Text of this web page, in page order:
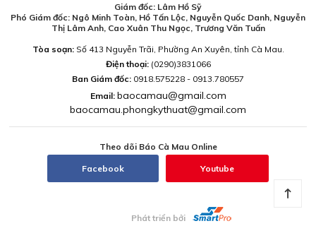
Giám đốc: Lâm Hồ Sỹ
Phó Giám đốc: Ngô Minh Toàn, Hồ Tấn Lộc, Nguyễn Quốc Danh, Nguyễn
Thị Lâm Anh, Cao Xuân Thu Ngọc, Trương Văn Tuấn
Tòa soạn:Số 413 Nguyễn Trãi, Phường An Xuyên, tỉnh Cà Mau.
Điện thoại: (0290)3831066
Ban Giám đốc: 0918.575228 - 0913.780557
Email: baocamau@gmail.com
baocamau.phongkythuat@gmail.com
Theo dõi Báo Cà Mau Online
Facebook Youtube
Phát triển bởi